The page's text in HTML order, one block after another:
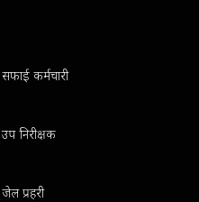
सफाई कर्मचारी
उप निरीक्षक
जेल प्रहरी